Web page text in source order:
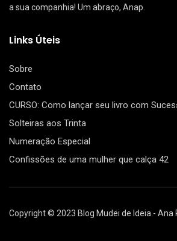
a sua companhia! Um abraço, Anap.
Links Úteis
Sobre
Contato
CURSO: Como lançar seu livro com
Solteiras aos Trinta
Numeração Especial
Confissões de uma mulher que calça 42
Copyright © 2023 Blog Mudei de Ideia - Ana